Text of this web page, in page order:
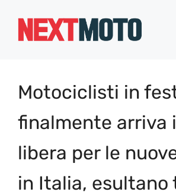
Motociclisti in
finalmente arriva
libera per le
in Italia,